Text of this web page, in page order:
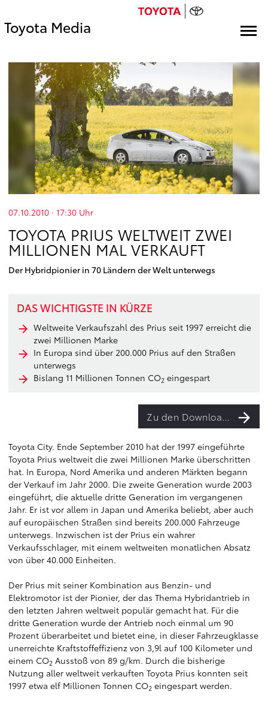
Toyota Media
07.10.2010 · 17:30 Uhr
TOYOTA PRIUS WELTWEIT ZWEI
MILLIONEN MAL VERKAUFT
Der Hybridpionier in 70 Ländern der Welt unterwegs
DAS WICHTIGSTE IN KÜRZE
Weltweite Verkaufszahl des Prius seit 1997 erreicht die
zwei Millionen Marke
In Europa sind über 200.000 Prius auf den Straßen
unterwegs
Bislang 11 Millionen Tonnen CO2 eingespart
Zu den Downloads
Toyota City. Ende September 2010 hat der 1997 eingeführte
Toyota Prius weltweit die zwei Millionen Marke überschritten
hat. In Europa, Nord Amerika und anderen Märkten begann
der Verkauf im Jahr 2000. Die zweite Generation wurde 2003
eingeführt, die aktuelle dritte Generation im vergangenen
Jahr. Er ist vor allem in Japan und Amerika beliebt, aber auch
auf europäischen Straßen sind bereits 200.000 Fahrzeuge
unterwegs. Inzwischen ist der Prius ein wahrer
Verkaufsschlager, mit einem weltweiten monatlichen Absatz
von über 40.000 Einheiten.
Der Prius mit seiner Kombination aus Benzin- und
Elektromotor ist der Pionier, der das Thema Hybridantrieb in
den letzten Jahren weltweit populär gemacht hat. Für die
dritte Generation wurde der Antrieb noch einmal um 90
Prozent überarbeitet und bietet eine, in dieser Fahrzeugklasse
unerreichte Kraftstoffeffizienz von 3,9l auf 100 Kilometer und
einem CO2 Ausstoß von 89 g/km. Durch die bisherige
Nutzung aller weltweit verkauften Toyota Prius konnten seit
1997 etwa elf Millionen Tonnen CO2 eingespart werden.